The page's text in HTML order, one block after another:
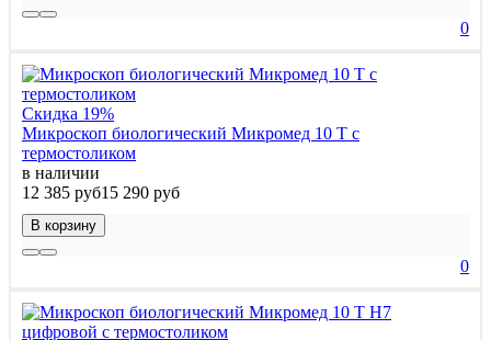
0
Скидка 19%
Микроскоп биологический Микромед 10 T c
термостоликом
в наличии
12 385 руб15 290 руб
В корзину
0